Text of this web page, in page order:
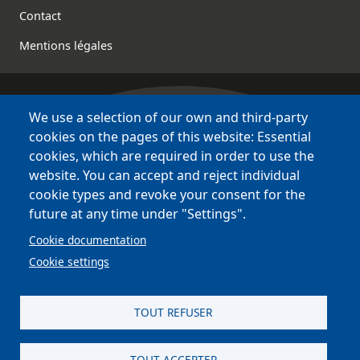
Contact
Mentions légales
Bretagne Culture Diversité
des sites variés !
Sites
BCD
Bazhvalan
Bécédia
BED
PCI
We use a selection of our own and third-party
cookies on the pages of this website: Essential
cookies, which are required in order to use the
website. You can accept and reject individual
cookie types and revoke your consent for the
future at any time under "Settings".
Cookie documentation
Cookie settings
TOUT REFUSER